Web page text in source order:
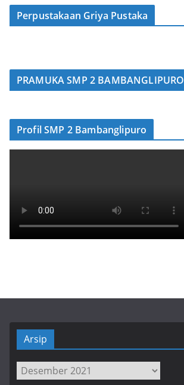
Perpustakaan Griya Pustaka
PRAMUKA SMP 2 BAMBANGLIPURO
Profil SMP 2 Bambanglipuro
Arsip
Arsip